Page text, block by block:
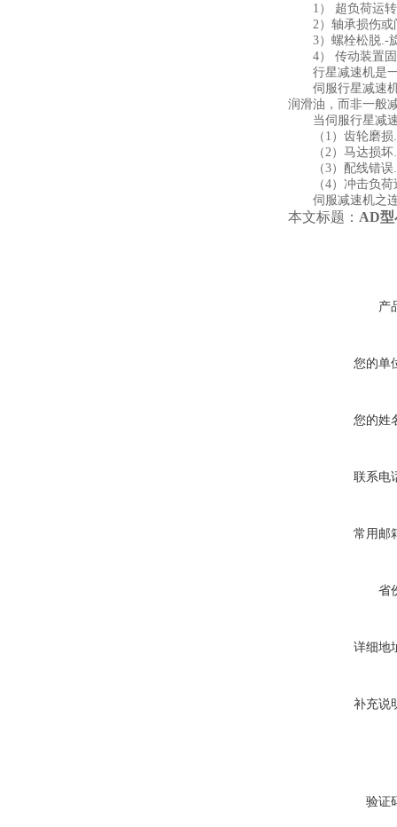
1） 超负荷运转
2）轴承损伤或
3）螺栓松脱.-
4） 传动装置固
行星减速机是一
伺服行星减速机
润滑油，而非一般
当伺服行星减速
（1）齿轮磨损
（2）马达损坏
（3）配线错误
（4）冲击负荷
伺服减速机之连
本文标题： AD
产
您的单
您的姓
联系电
常用邮
省
详细地
补充说
验证